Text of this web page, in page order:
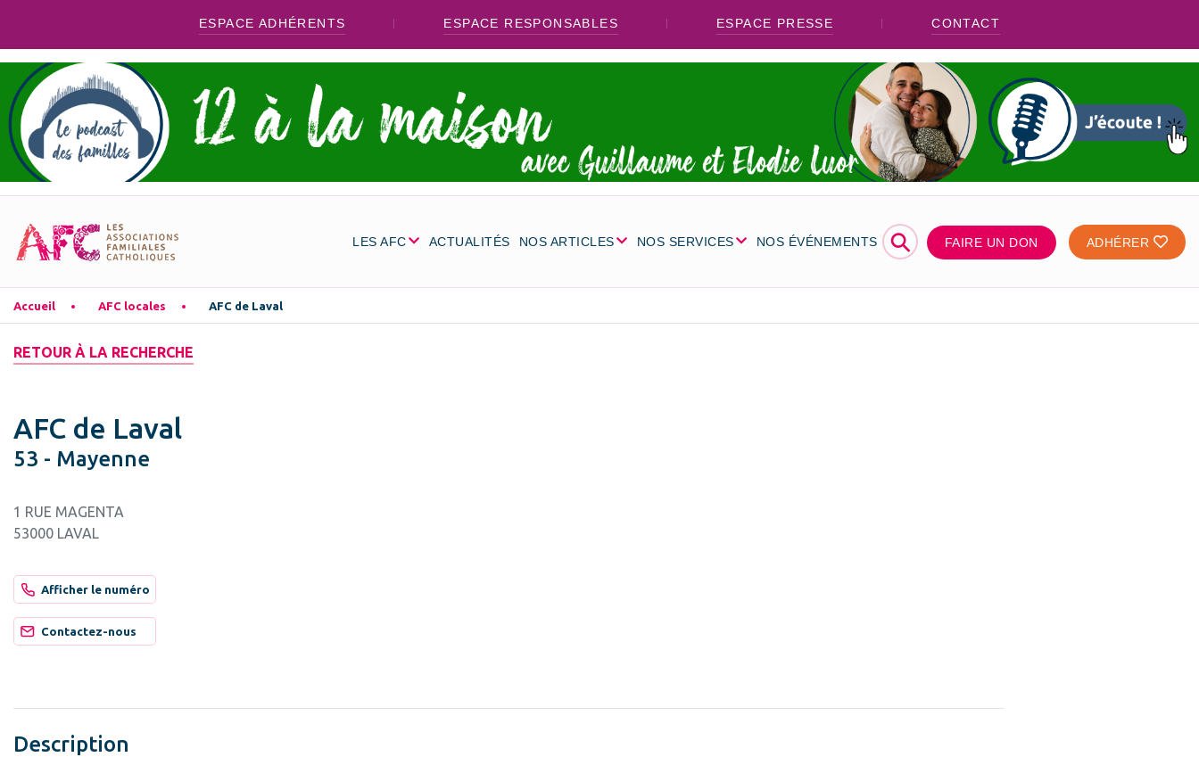
ESPACE ADHÉRENTS ESPACE RESPONSABLES ESPACE PRESSE CONTACT
LES AFC ACTUALITÉS NOS ARTICLES NOS SERVICES NOS ÉVÉNEMENTS ⚲ FAIRE UN DON ADHÉRER
Accueil AFC locales AFC de Laval
RETOUR À LA RECHERCHE
AFC de Laval
53 - Mayenne
1 RUE MAGENTA
53000 LAVAL
Afficher le numéro
Contactez-nous
Description